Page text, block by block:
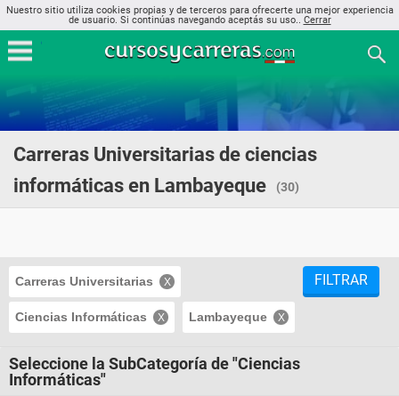
Nuestro sitio utiliza cookies propias y de terceros para ofrecerte una mejor experiencia
de usuario. Si continúas navegando aceptás su uso.. Cerrar
Carreras Universitarias de ciencias
informáticas en Lambayeque
(30)
Carreras Universitarias
Ciencias Informáticas Lambayeque
FILTRAR
Seleccione la SubCategoría de "Ciencias
Informáticas"